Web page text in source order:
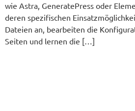
wie Astra, Gene­ra­te­Press oder
deren spe­zi­fi­schen
Datei­en an, bear­bei­ten die
Sei­ten und ler­nen die […]